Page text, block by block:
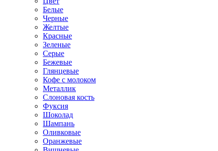
Белые
Черные
Желтые
Красные
Зеленые
Серые
Бежевые
Глянцевые
Кофе с молоком
Металлик
Слоновая кость
Фуксия
Шоколад
Шампань
Оливковые
Оранжевые